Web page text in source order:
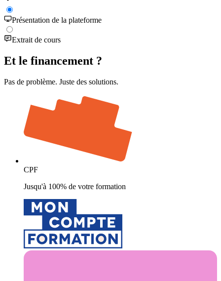
Présentation de la plateforme
Extrait de cours
Et le financement ?
Pas de problème. Juste des solutions.
CPF
Jusqu'à 100% de votre formation